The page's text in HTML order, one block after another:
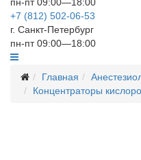
+7 (812) 502-06-53
г. Санкт-Петербург
пн-пт 09:00—18:00
Главная
Концентраторы